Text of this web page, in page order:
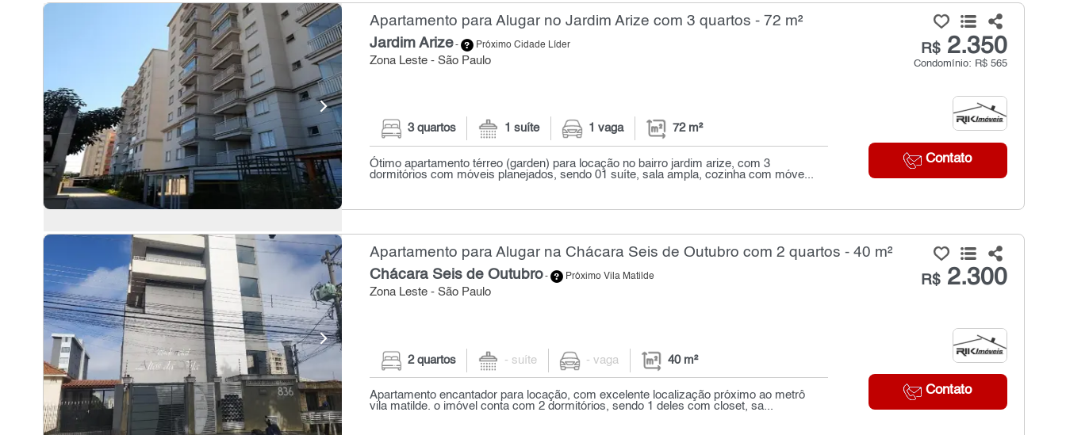
Apartamento para Alugar no Jardim Arize com 3 quartos - 72 m²
Jardim Arize- Próximo Cidade Líder
Zona Leste - São Paulo
R$2.350
Condomínio: R$ 565
Contato
3 quartos 1 suíte 1 vaga 72 m²
Ótimo apartamento térreo (garden) para locação no bairro jardim arize, com 3
dormitórios com móveis planejados, sendo 01 suíte, sala ampla, cozinha com móve...
Apartamento para Alugar na Chácara Seis de Outubro com 2 quartos - 40 m²
Chácara Seis de Outubro- Próximo Vila Matilde
Zona Leste - São Paulo
R$2.300
Contato
2 quartos - suíte - vaga 40 m²
Apartamento encantador para locação, com excelente localização próximo ao metrô
vila matilde. o imóvel conta com 2 dormitórios, sendo 1 deles com closet, sa...